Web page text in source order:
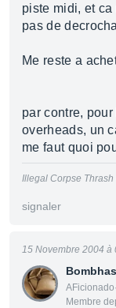
piste midi, et
pas de
Me reste a
par contre,
overheads, un
me faut quoi
Illegal Corpse Thrash
signaler
Membre
15 Novembre 2004 à